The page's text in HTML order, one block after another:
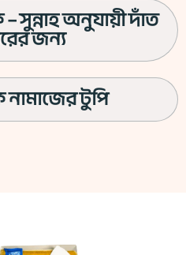
সুন্নাহ অনুযায়ী দাঁত
জন্য
টুপি